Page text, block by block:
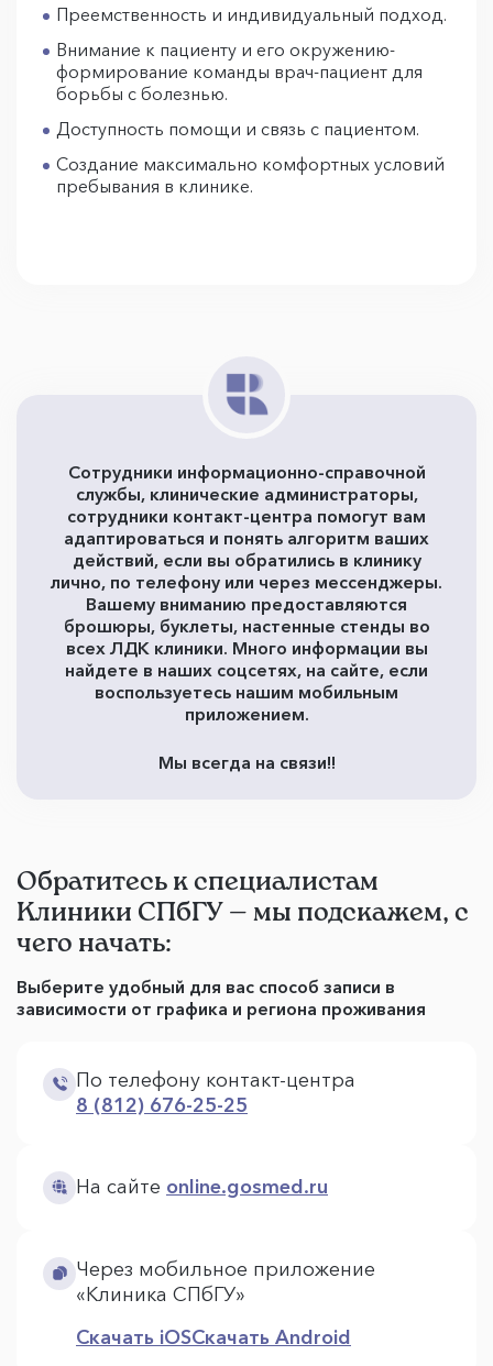
Преемственность и индивидуальный подход.
Внимание к пациенту и его окружению-
формирование команды врач-пациент для
борьбы с болезнью.
Доступность помощи и связь с пациентом.
Создание максимально комфортных условий
пребывания в клинике.
Сотрудники информационно-справочной
службы, клинические администраторы,
сотрудники контакт-центра помогут вам
адаптироваться и понять алгоритм ваших
действий, если вы обратились в клинику
лично, по телефону или через мессенджеры.
Вашему вниманию предоставляются
брошюры, буклеты, настенные стенды во
всех ЛДК клиники. Много информации вы
найдете в наших соцсетях, на сайте, если
воспользуетесь нашим мобильным
приложением.
Мы всегда на связи!!
Обратитесь к специалистам
Клиники СПбГУ — мы подскажем, с
чего начать:
Выберите удобный для вас способ записи в
зависимости от графика и региона проживания
По телефону контакт-центра
8 (812) 676-25-25
На сайте online.gosmed.ru
Через мобильное приложение
«Клиника СПбГУ»
Скачать iOSСкачать Android